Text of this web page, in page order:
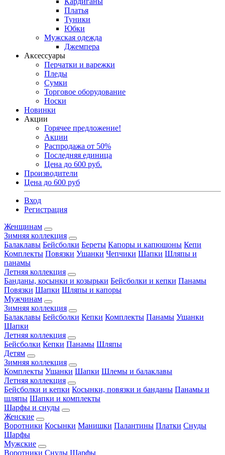
Платья
Туники
Юбки
Мужская одежда
Джемпера
Аксессуары
Перчатки и варежки
Пледы
Сумки
Торговое оборудование
Носки
Новинки
Акции
Горячее предложение!
Акции
Распродажа от 50%
Последняя единица
Цена до 600 руб.
Производители
Цена до 600 руб
Вход
Регистрация
Женщинам
Зимняя коллекция
Балаклавы Бейсболки Береты Капоры и капюшоны Кепи
Комплекты Повязки Ушанки Чепчики Шапки Шляпы и
панамы
Летняя коллекция
Банданы, косынки и козырьки Бейсболки и кепки Панамы
Повязки Шапки Шляпы и капоры
Мужчинам
Зимняя коллекция
Балаклавы Бейсболки Кепки Комплекты Панамы Ушанки
Шапки
Летняя коллекция
Бейсболки Кепки Панамы Шляпы
Детям
Зимняя коллекция
Комплекты Ушанки Шапки Шлемы и балаклавы
Летняя коллекция
Бейсболки и кепки Косынки, повязки и банданы Панамы и
шляпы Шапки и комплекты
Шарфы и снуды
Женские
Воротники Косынки Манишки Палантины Платки Снуды
Шарфы
Мужские
Воротники Снуды Шарфы